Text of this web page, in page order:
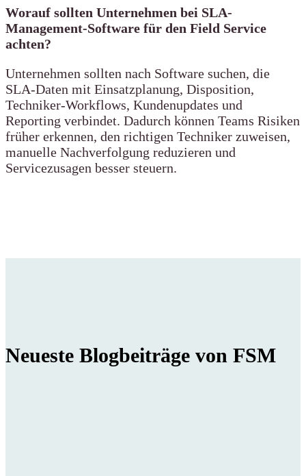
Worauf sollten Unternehmen bei SLA-
Management-Software für den Field Service
achten?
Unternehmen sollten nach Software suchen, die
SLA-Daten mit Einsatzplanung, Disposition,
Techniker-Workflows, Kundenupdates und
Reporting verbindet. Dadurch können Teams Risiken
früher erkennen, den richtigen Techniker zuweisen,
manuelle Nachverfolgung reduzieren und
Servicezusagen besser steuern.
Neueste Blogbeiträge von FSM